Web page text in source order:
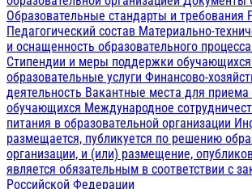
Образовательные стандарты и требования
Педагогический состав Материально-
и оснащенность образовательного
Стипендии и меры поддержки обучающихся
образовательные услуги Финансово-
деятельность Вакантные места для приема
обучающихся Международное
питания в образовательной организации
размещается, публикуется по решению
организации, и (или) размещение,
является обязательным в соответствии с
Российской Федерации